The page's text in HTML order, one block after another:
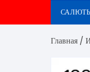
Главная /